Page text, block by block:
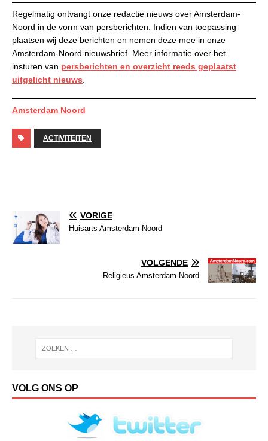
Regelmatig ontvangt onze redactie nieuws over Amsterdam-
Noord in de vorm van persberichten. Indien van toepassing
plaatsen wij deze berichten en nemen deze mee in onze
Amsterdam-Noord nieuwsbrief. Meer informatie over het
insturen van persberichten en overzicht reeds geplaatst
uitgelicht nieuws.
Amsterdam Noord
ACTIVITEITEN
VORIGE
Huisarts Amsterdam-Noord
VOLGENDE
Religieus Amsterdam-Noord
VOLG ONS OP